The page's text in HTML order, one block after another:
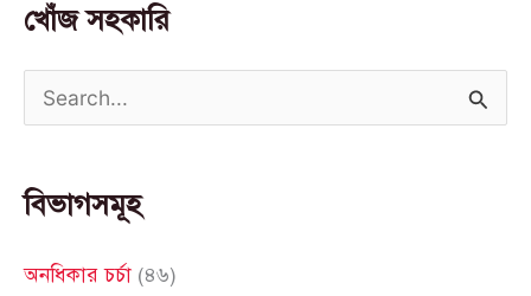
খোঁজ সহকারি
a
r
c
বিভাগসমূহ
অনধিকার চর্চা (৪৬)